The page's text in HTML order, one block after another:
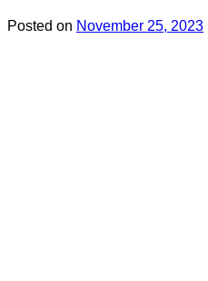
Posted on November 25, 2023